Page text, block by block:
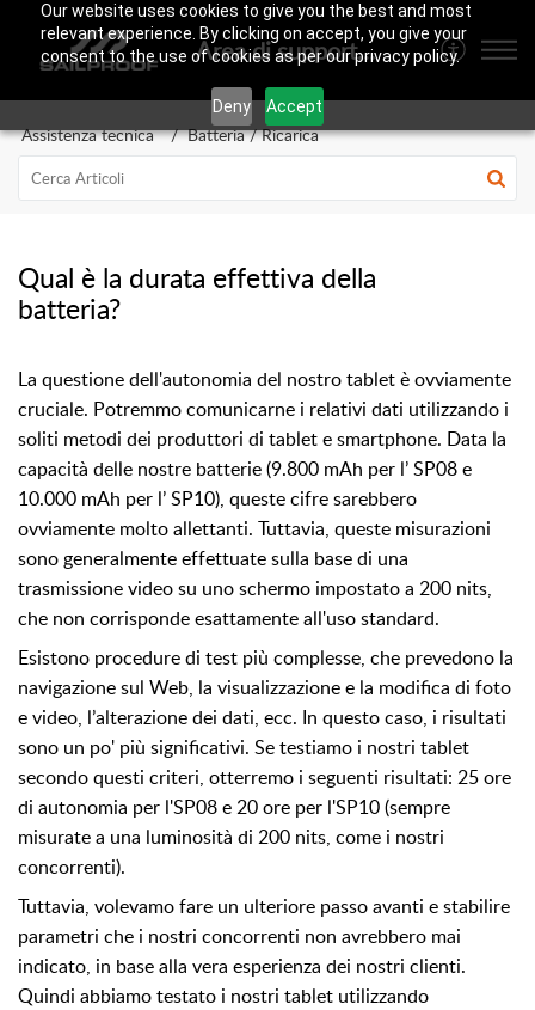
Our website uses cookies to give you the best and most
relevant experience. By clicking on accept, you give your
consent to the use of cookies as per our privacy policy.
Deny Accept
Area di supporto SailProof
Assistenza tecnica Batteria / Ricarica
Qual è la durata effettiva della
batteria?
La questione dell'autonomia del nostro tablet è ovviamente
cruciale. Potremmo comunicarne i relativi dati utilizzando i
soliti metodi dei produttori di tablet e smartphone. Data la
capacità delle nostre batterie (9.800 mAh per l’ SP08 e
10.000 mAh per l’ SP10), queste cifre sarebbero
ovviamente molto allettanti. Tuttavia, queste misurazioni
sono generalmente effettuate sulla base di una
trasmissione video su uno schermo impostato a 200 nits,
che non corrisponde esattamente all'uso standard.
Esistono procedure di test più complesse, che prevedono la
navigazione sul Web, la visualizzazione e la modifica di foto
e video, l’alterazione dei dati, ecc. In questo caso, i risultati
sono un po' più significativi. Se testiamo i nostri tablet
secondo questi criteri, otterremo i seguenti risultati: 25 ore
di autonomia per l'SP08 e 20 ore per l'SP10 (sempre
misurate a una luminosità di 200 nits, come i nostri
concorrenti).
Tuttavia, volevamo fare un ulteriore passo avanti e stabilire
parametri che i nostri concorrenti non avrebbero mai
indicato, in base alla vera esperienza dei nostri clienti.
Quindi abbiamo testato i nostri tablet utilizzando